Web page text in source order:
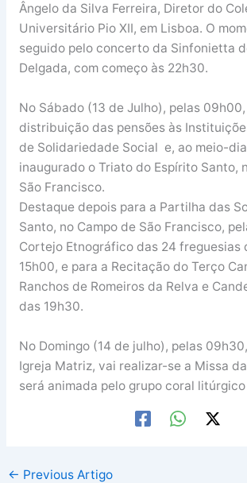
Ângelo da Silva Ferreira, Diretor do
Universitário Pio XII, em Lisboa. O
seguido pelo concerto da Sinfonietta
Delgada, com começo às 22h30.
No Sábado (13 de Julho), pelas
distribuição das pensões às
de Solidariedade Social e, ao meio-
inaugurado o Triato do Espírito Santo,
São Francisco.
Destaque depois para a Partilha das
Santo, no Campo de São Francisco,
Cortejo Etnográfico das 24 freguesias
15h00, e para a Recitação do Terço
Ranchos de Romeiros da Relva e
das 19h30.
No Domingo (14 de julho), pelas
Igreja Matriz, vai realizar-se a Missa
será animada pelo grupo coral
← Previous Artigo